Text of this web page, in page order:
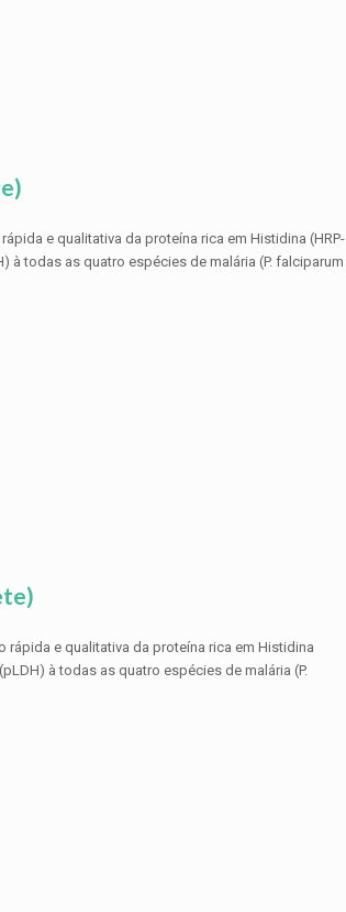
e qualitativa da proteína rica em Histidina (HRP-
à todas as quatro espécies de malária (P. falciparum
rápida e qualitativa da proteína rica em Histidina
à todas as quatro espécies de malária (P.